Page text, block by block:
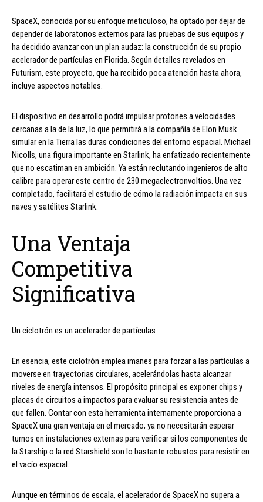
SpaceX, conocida por su enfoque meticuloso, ha optado por dejar de
depender de laboratorios externos para las pruebas de sus equipos y
ha decidido avanzar con un plan audaz: la construcción de su propio
acelerador de partículas en Florida. Según detalles revelados en
Futurism, este proyecto, que ha recibido poca atención hasta ahora,
incluye aspectos notables.
El dispositivo en desarrollo podrá impulsar protones a velocidades
cercanas a la de la luz, lo que permitirá a la compañía de Elon Musk
simular en la Tierra las duras condiciones del entorno espacial. Michael
Nicolls, una figura importante en Starlink, ha enfatizado recientemente
que no escatiman en ambición. Ya están reclutando ingenieros de alto
calibre para operar este centro de 230 megaelectronvoltios. Una vez
completado, facilitará el estudio de cómo la radiación impacta en sus
naves y satélites Starlink.
Una Ventaja
Competitiva
Significativa
Un ciclotrón es un acelerador de partículas
En esencia, este ciclotrón emplea imanes para forzar a las partículas a
moverse en trayectorias circulares, acelerándolas hasta alcanzar
niveles de energía intensos. El propósito principal es exponer chips y
placas de circuitos a impactos para evaluar su resistencia antes de
que fallen. Contar con esta herramienta internamente proporciona a
SpaceX una gran ventaja en el mercado; ya no necesitarán esperar
turnos en instalaciones externas para verificar si los componentes de
la Starship o la red Starshield son lo bastante robustos para resistir en
el vacío espacial.
Aunque en términos de escala, el acelerador de SpaceX no supera a